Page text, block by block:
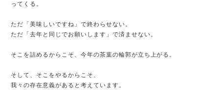
ってくる。
ただ「美味しいですね」で終わらせない。
ただ「去年と同じでお願いします」で済ませない。
そこを詰めるからこそ、今年の茶葉の輪郭が立ち上がる。
そして、そこをやるからこそ、
我々の存在意義があると考えています。